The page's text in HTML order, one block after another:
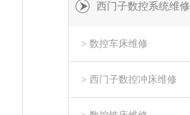
西门子数控系统维修
> 数控车床维修
> 西门子数控冲床维修